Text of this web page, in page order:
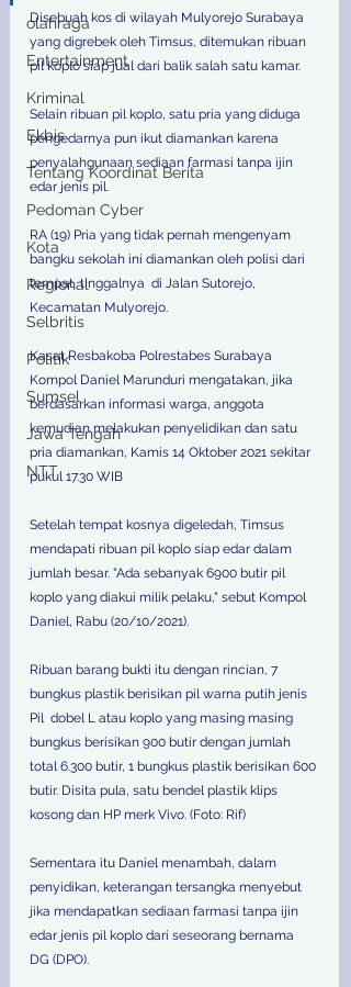
olahraga
Entertainment
Kriminal
Ekbis
Tentang Koordinat Berita
Pedoman Cyber
Kota
Regional
Selbritis
Politik
Sumsel
Jawa Tengah
NTT
Disebuah kos di wilayah Mulyorejo Surabaya
yang digrebek oleh Timsus, ditemukan ribuan
pil koplo siap jual dari balik salah satu kamar.
Selain ribuan pil koplo, satu pria yang diduga
pengedarnya pun ikut diamankan karena
penyalahgunaan sediaan farmasi tanpa ijin
edar jenis pil.
RA (19) Pria yang tidak pernah mengenyam
bangku sekolah ini diamankan oleh polisi dari
tempat  tinggalnya  di Jalan Sutorejo,
Kecamatan Mulyorejo.
Kasat Resbakoba Polrestabes Surabaya
Kompol Daniel Marunduri mengatakan, jika
berdasarkan informasi warga, anggota
kemudian melakukan penyelidikan dan satu
pria diamankan, Kamis 14 Oktober 2021 sekitar
pukul 17.30 WIB
Setelah tempat kosnya digeledah, Timsus
mendapati ribuan pil koplo siap edar dalam
jumlah besar. "Ada sebanyak 6900 butir pil
koplo yang diakui milik pelaku," sebut Kompol
Daniel, Rabu (20/10/2021).
Ribuan barang bukti itu dengan rincian, 7
bungkus plastik berisikan pil warna putih jenis
Pil  dobel L atau koplo yang masing masing
bungkus berisikan 900 butir dengan jumlah
total 6.300 butir, 1 bungkus plastik berisikan 600
butir. Disita pula, satu bendel plastik klips
kosong dan HP merk Vivo. (Foto: Rif)
Sementara itu Daniel menambah, dalam
penyidikan, keterangan tersangka menyebut
jika mendapatkan sediaan farmasi tanpa ijin
edar jenis pil koplo dari seseorang bernama
DG (DPO).